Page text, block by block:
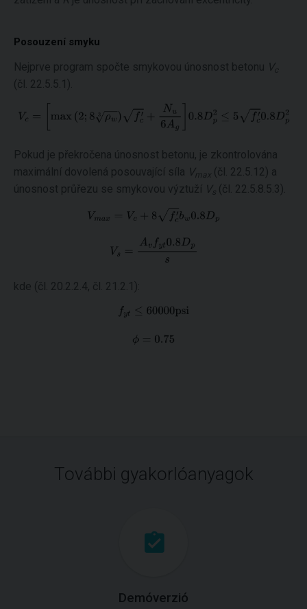
Posouzení smyku
Nejprve program spočte smykovou únosnost betonu V
(čl. 22.5.5.1).
Pokud je překročena únosnost betonu, je zkontrolována
maximální dovolená posouvající síla Vmax (čl. 22.5.12) a
únosnost průřezu se smykovou výztuží Vs (čl. 22.5.8.5.3).
kde (čl. 20.2.2.4, čl. 21.2.1):
További gyakorlóanyagok
Demóverzió